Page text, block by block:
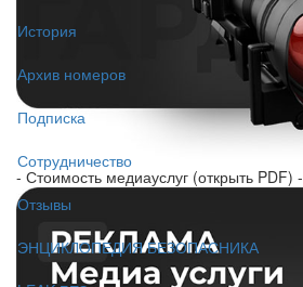
История
Архив номеров
Подписка
Сотрудничество
Отзывы
ЭНЦИКЛОПЕДИЯ БЕЗОПАСНИКА
- Стоимость медиауслуг (открыть PDF) -